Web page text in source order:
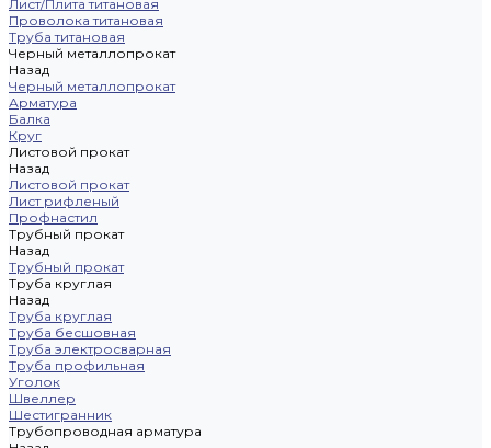
Лист/Плита титановая
Проволока титановая
Труба титановая
Черный металлопрокат
Назад
Черный металлопрокат
Арматура
Балка
Круг
Листовой прокат
Назад
Листовой прокат
Лист рифленый
Профнастил
Трубный прокат
Назад
Трубный прокат
Труба круглая
Назад
Труба круглая
Труба бесшовная
Труба электросварная
Труба профильная
Уголок
Швеллер
Шестигранник
Трубопроводная арматура